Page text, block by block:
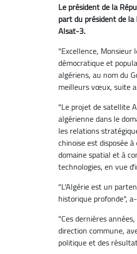
Le président de la
part du président de
Alsat-3.
"Excellence, Monsieur
démocratique et
algériens, au nom du
meilleurs vœux, suite
"Le projet de satellite
algérienne dans le
les relations
chinoise est disposée
domaine spatial et à
technologies, en vue
"L'Algérie est un
historique profonde",
"Ces dernières
direction commune,
politique et des